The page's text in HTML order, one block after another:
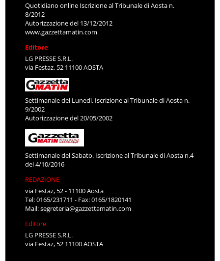
Quotidiano online Iscrizione al Tribunale di Aosta n.
8/2012
Autorizzazione del 13/12/2012
www.gazzettamatin.com
Editore
LG PRESSE S.R.L.
via Festaz, 52 11100 AOSTA
Settimanale del Lunedì. Iscrizione al Tribunale di Aosta n.
9/2002
Autorizzazione del 20/05/2002
Settimanale del Sabato. Iscrizione al Tribunale di Aosta n.4
del 4/10/2016
REDAZIONE
via Festaz, 52 - 11100 Aosta
Tel: 0165/231711 - Fax: 0165/1820141
Mail:segreteria@gazzettamatin.com
Editore
LG PRESSE S.R.L.
via Festaz, 52 11100 AOSTA